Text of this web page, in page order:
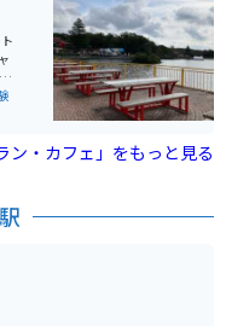
ン・カフェ」をもっと見る